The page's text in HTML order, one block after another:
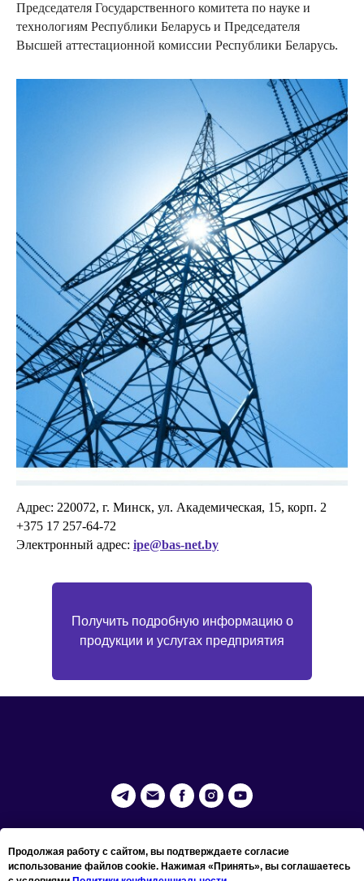
Председателя Государственного комитета по науке и
технологиям Республики Беларусь и Председателя
Высшей аттестационной комиссии Республики Беларусь.
Адрес: 220072, г. Минск, ул. Академическая, 15, корп. 2
+375 17 257-64-72
Электронный адрес: ipe@bas-net.by
Получить подробную информацию о
продукции и услугах предприятия
Продолжая работу с сайтом, вы подтверждаете согласие
использование файлов cookie. Нажимая «Принять», вы соглашаетесь
(УНП 191033395)